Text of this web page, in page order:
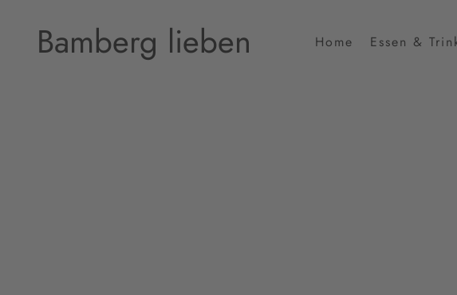
Bamberg lieben Home Essen &